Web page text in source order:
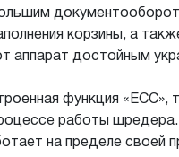
корзины, а
аппарат достойным
функция
работы шредера.
на пределе своей